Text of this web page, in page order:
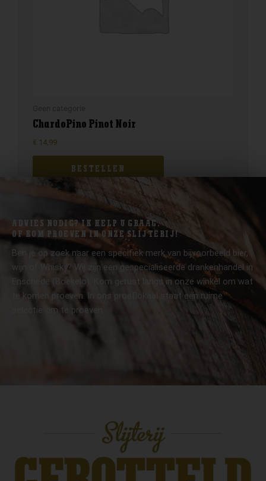
ChardoPino Pinot Noir
€ 14,99
BESTELLEN
ADVIES NODIG? IK HELP U GRAAG.
OF KOM PROEVEN IN ONZE SLIJTERIJ!
Ben je op zoek naar een specifiek merk van bijvoorbeeld bier,
wijn of Whisky? Wij zijn een gespecialiseerde drankenhandel in
Enschede (Boekelo). Kom gerust langs in onze winkel om wat
te komen proeven. In ons proeflokaal staat een ruime
selectie om te proeven.